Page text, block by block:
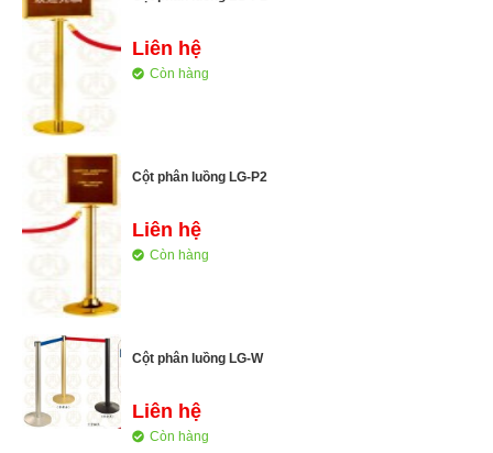
Liên hệ
Còn hàng
Cột phân luồng LG-P2
Liên hệ
Còn hàng
Cột phân luồng LG-W
Liên hệ
Còn hàng